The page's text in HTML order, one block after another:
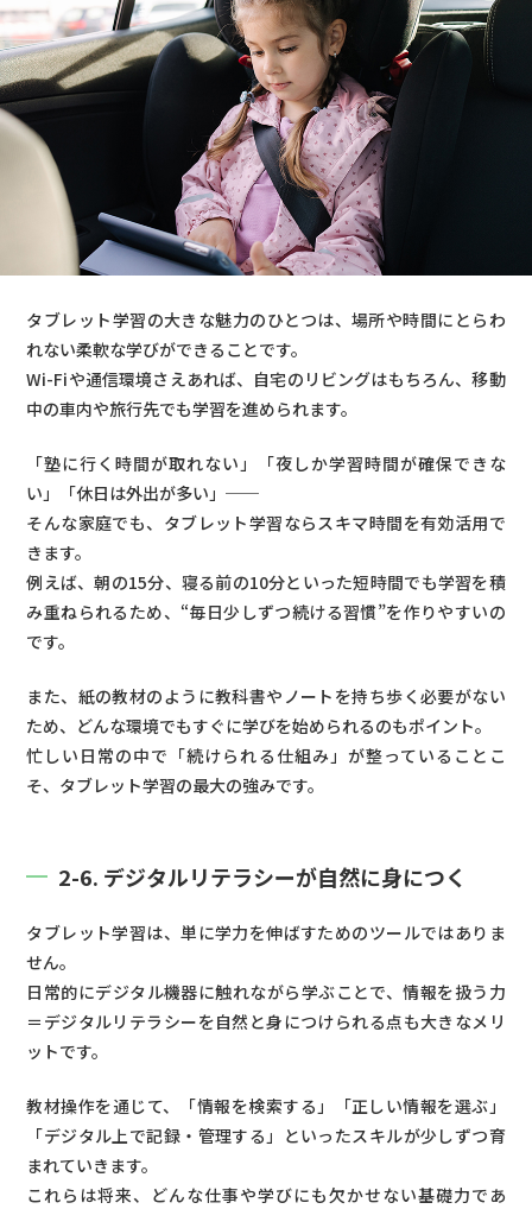
タブレット学習の大きな魅力のひとつは、場所や時間にとらわ
れない柔軟な学びができることです。
Wi-Fiや通信環境さえあれば、自宅のリビングはもちろん、移動
中の車内や旅行先でも学習を進められます。
「塾に行く時間が取れない」「夜しか学習時間が確保できな
い」「休日は外出が多い」──
そんな家庭でも、タブレット学習ならスキマ時間を有効活用で
きます。
例えば、朝の15分、寝る前の10分といった短時間でも学習を積
み重ねられるため、“毎日少しずつ続ける習慣”を作りやすいの
です。
また、紙の教材のように教科書やノートを持ち歩く必要がない
ため、どんな環境でもすぐに学びを始められるのもポイント。
忙しい日常の中で「続けられる仕組み」が整っていることこ
そ、タブレット学習の最大の強みです。
2-6. デジタルリテラシーが自然に身につく
タブレット学習は、単に学力を伸ばすためのツールではありま
せん。
日常的にデジタル機器に触れながら学ぶことで、情報を扱う力
＝デジタルリテラシーを自然と身につけられる点も大きなメリ
ットです。
教材操作を通じて、「情報を検索する」「正しい情報を選ぶ」
「デジタル上で記録・管理する」といったスキルが少しずつ育
まれていきます。
これらは将来、どんな仕事や学びにも欠かせない基礎力であ